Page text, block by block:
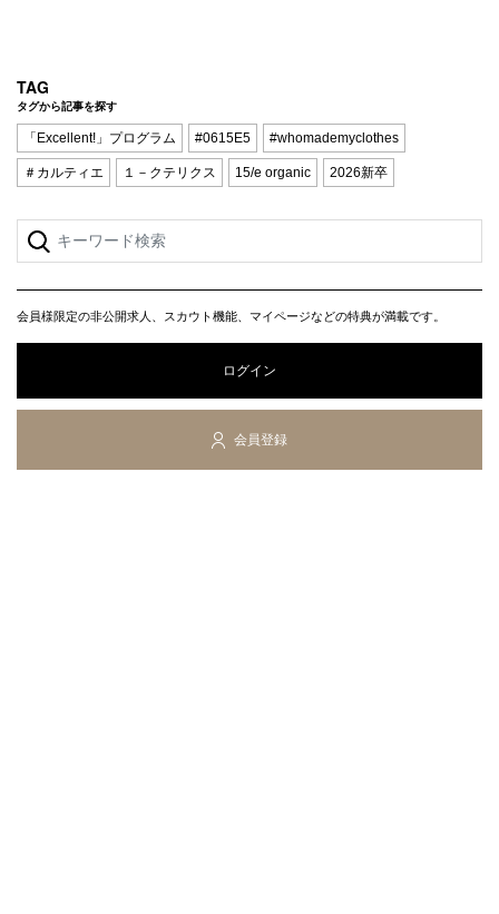
企業ログイン
運営会社
TAG
タグから記事を探す
「Excellent!」プログラム #0615E5 #whomademyclothes
＃カルティエ １－クテリクス 15/e organic 2026新卒
会員様限定の非公開求人、スカウト機能、マイページなどの特典が満載です。
ログイン
会員登録